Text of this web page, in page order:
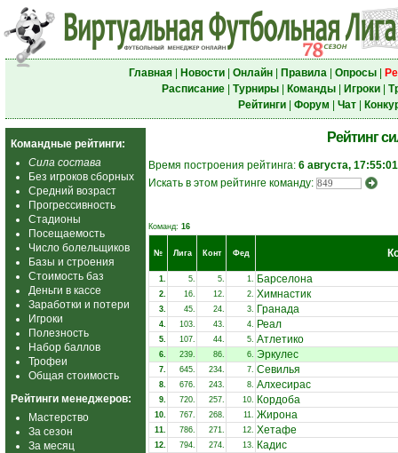
Главная| Новости| Онлайн| Правила| Опросы|
Расписание| Турниры| Команды| Игроки|
Рейтинги| Форум Чат|
Командные рейтинги:
Сила состава
Без игроков сборных
Средний возраст
Прогрессивность
Стадионы
Посещаемость
Число болельщиков
Базы и строения
Стоимость баз
Деньги в кассе
Заработки и потери
Игроки
Полезность
Набор баллов
Трофеи
Общая стоимость
Рейтинги менеджеров:
Мастерство
За сезон
За месяц
Рейтинг
Время построения рейтинга: 6 августа, 17:55:01
Искать в этом рейтинге команду:
Команд: 16
№ Лига Конт Фед
1. 5. 5. 1. Барселона
2. 16. 12. 2. Химнастик
3. 45. 24. 3. Гранада
4. 103. 43. 4. Реал
5. 107. 44. 5. Атлетико
6. 239. 86. 6. Эркулес
7. 645. 234. 7. Севилья
8. 676. 243. 8. Алхесирас
9. 720. 257. 10. Кордоба
10. 767. 268. 11. Жирона
11. 786. 271. 12. Хетафе
12. 794. 274. 13. Кадис